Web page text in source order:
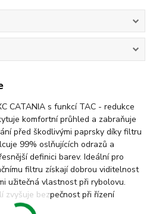
CATANIA s funkcí TAC - redukce
komfortní průhled a zabraňuje
před škodlivými paprsky díky filtru
99% oslňujících odrazů a
definici barev. Ideální pro
filtru získají dobrou viditelnost
užitečná vlastnost při rybolovu.
zvyšuje bezpečnost při řízení